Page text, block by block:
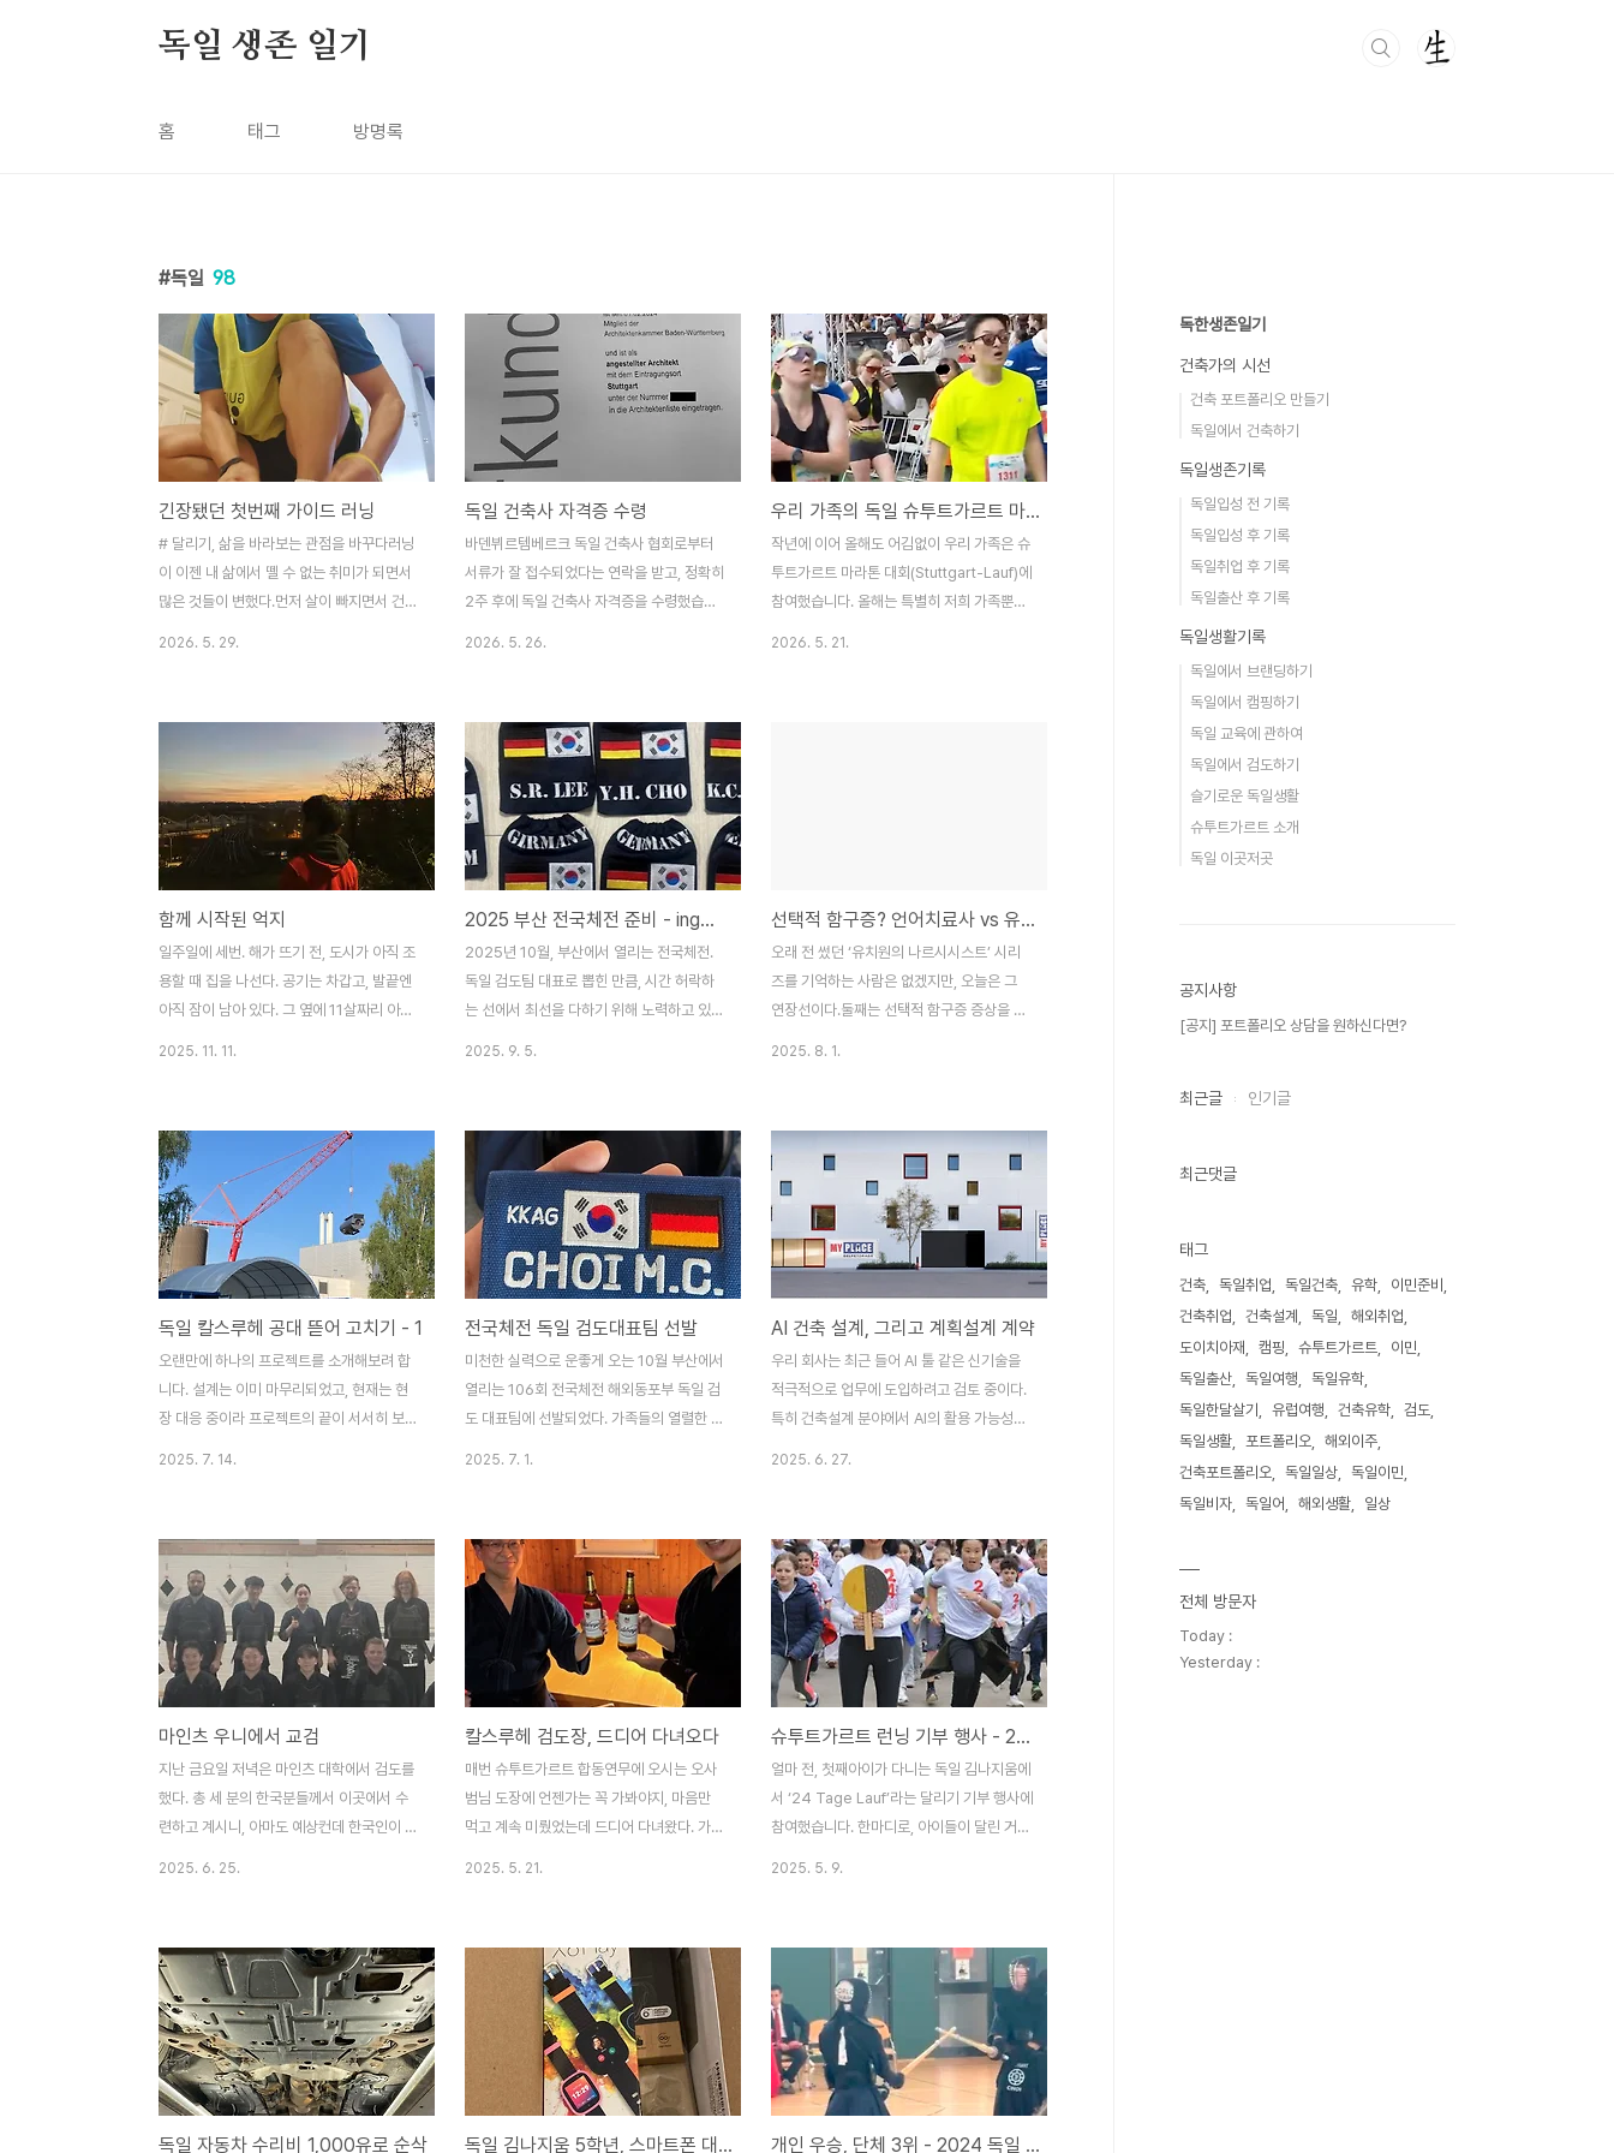
독일 생존 일기
홈 태그 방명록
독일 98
긴장됐던 첫번째 가이드 러닝
# 달리기, 삶을 바라보는 관점을 바꾸다러닝
이 이젠 내 삶에서 뗄 수 없는 취미가 되면서
많은 것들이 변했다.먼저 살이 빠지면서 건강
감과 자신감도 한층 업그레이드되었다.내가
못 가진 것에 집착하기보다 가진 것에 감사하
는 마음이 생기면서, 어릴 때부터 어머니께서
말씀하셨던 "매사에 감사해라"라는 말을 비
로소 진심으로 이해하게 되었다. 삶을 바라보
는 관점이 바뀐 것, 이 모든 게 러닝 덕분이었
다.# 당연한 것이 당연하지 않다어느 순간부
터 문득 이런 생각이 들었다. '달리고 싶어도
못 달리는 사람들이 있을 텐데, 내가 이렇게
달리는 것이 과..
2026. 5. 29.
독일 건축사 자격증 수령
바덴뷔르템베르크 독일 건축사 협회로부터
서류가 잘 접수되었다는 연락을 받고, 정확히
2주 후에 독일 건축사 자격증을 수령했습니
속하게 참 오래걸렸는데, 돈 내야하는 협회
연회비 계산서가 함께 딸려오니 참으로 빨리
처리 됩니다.차라리 다른 연방주에서 일을 했
으면, 이렇게 오래 걸리지도 않았을텐데 BW
건축사 협회는 보수적인데다가, 콧대가 너무
높았어요. 저처럼 한국 학위만 가지고 있고,
독일 건축사를 딸 계획이 있다면 BW주에서
일하시는 걸 피하는게 어쩌면 시간과 노력을
버는 일일지도 모르겠네요.그럼에도 불구하
고, 또 다른 시작은 늘 기..
2026. 5. 26.
우리 가족의 독일 슈투트가르트 마라톤 도전기
작년에 이어 올해도 어김없이 우리 가족은 슈
투트가르트 마라톤 대회(Stuttgart-Lauf)에
참여했습니다. 올해는 특별히 저희 가족뿐만
에 섰습니다. 650m가 아이에게는 결코 짧지
않은 거리일 텐데, 쉬지 않고 씩씩하게 완주
해 냈어요.중간에 한번 쿵 넘..
2026. 5. 21.
함께 시작된 억지
일주일에 세번. 해가 뜨기 전, 도시가 아직 조
용할 때 집을 나선다. 공기는 차갑고, 발끝엔
아직 잠이 남아 있다. 그 옆에 11살짜리 아들
있는 시간도 자연스레 줄었다. 그래서 생각한
게 새벽 달리기였다. 아침이 되기 전의 한 시
간, 세상도 조용하고, 누구의 방해도 받지 않
는 그 시간이라면 비로소 둘이 온전히 함께
있을 수 있을 것 같았다.처음엔 순전히 내 생
각이었다. 달리기를 통해 ‘노력하면 변한
다’는 걸 알려주고 싶었다. 그게 말로는 잘 전
달되지 않으니까, 같이 뛰면서 몸으로 느끼게
하자고. 그래서 “새벽에 한번 같이 나가볼
래?..
2025. 11. 11.
2025 부산 전국체전 준비 - ing...
2025년 10월, 부산에서 열리는 전국체전.
독일 검도팀 대표로 뽑힌 만큼, 시간 허락하
는 선에서 최선을 다하기 위해 노력하고 있
뛰어나서 대표가 됐다면 그 무게가 조금은 덜
했을까? 나는 스스로 많이 부족하다고 느끼
기에, 오히려 대표라는 타이틀이 더 무겁게
다가오는 것 같다. 그래서 지금은 좀 더 Gas
geben! 박차를 가해야 하는 시점이다.지난
주말에는 프랑크푸르트 도장의 조사범님을
찾아 특별 훈련을 받았다. 예전보다 체력이
많이 올라왔다고 느꼈지만, 여전히 갈 길은
멀다. 기본적인 머리치기부터 앞으로 어떤 방
향으로 연습해야..
2025. 9. 5.
선택적 함구증? 언어치료사 vs 유치원선생
오래 전 썼던 ‘유치원의 나르시시스트’ 시리
즈를 기억하는 사람은 없겠지만, 오늘은 그
연장선이다.둘째는 선택적 함구증 증상을 보
‘말 안 하려는 아이’로 본다는 거다. 우리는
‘말 못 하게 만드는 분위기’가 문제라고 생각
하는데, 그쪽은 ‘애가 애초에 소통할 마음이
없음’이라고 결론을 내려놨다. 아주 단정적으
로.심지어 이런 말도 했다.“저희는 다 해봤어
요. 근데 아이가 책상 밑에 들어가 있거나, 말
을 안 해요.”무슨 ‘다’를 해봤는지 모르겠지
만, 참 편한 결론이다. 친구들과도 신나게 말
만 잘하는구만.유치원의 사회성 부족인것 같
다는 ..
2025. 8. 1.
독일 칼스루헤 공대 뜯어 고치기 - 1
오랜만에 하나의 프로젝트를 소개해보려 합
니다. 설계는 이미 마무리되었고, 현재는 현
장 대응 중이라 프로젝트의 끝이 서서히 보이
이야기는 과감히 생략하도록 하겠습니다. 이
개보수 프로젝트에서 건축가의 미션은 단 하
나였죠.“겨울이 오기 전에 오래된
Kessel(보일러)을 바꿔라!”말 그대로였습니
다.프로젝트 개요이 건물은 독일 칼스루헤 공
대(KIT) Nord 캠퍼스의 난방을 책임지고 있
는 보일러 건물입니다. 내부에는 개당 무게만
10톤이 넘는 보일러(Kessel)가 세 개나 자
리잡고 있었고, 이 중 두 대가 은퇴를 앞두고
있었습니다. ..
2025. 7. 14.
전국체전 독일 검도대표팀 선발
미천한 실력으로 운좋게 오는 10월 부산에서
열리는 106회 전국체전 해외동포부 독일 검
도 대표팀에 선발되었다. 가족들의 열렬한 지
2025. 7. 1.
AI 건축 설계, 그리고 계획설계 계약
우리 회사는 최근 들어 AI 툴 같은 신기술을
적극적으로 업무에 도입하려고 검토 중이다.
특히 건축설계 분야에서 AI의 활용 가능성은
를 자동으로 검토해주고, 최적화된 3차원 체
적, 면적, 비용 산출까지 가능한 AI 프로그램
이 실제로 사용되고 있는걸로 알고있다. 건축
주 입장에서 이는 프로젝트 초기 단계에서 시
간과 인력, 그리고 금액을 크게 절약할 수 있
는 기술이다. 한편으로는 건축사가 하는 업무
의 일부를 AI에게 내어준 것기도 할 것이다.
독일은 아직 그런 수준까지는 아니다. 적어도
내가 경험한 실무수준에서 AI는 수백 개의 이
미지를 ..
2025. 6. 27.
마인츠 우니에서 교검
지난 금요일 저녁은 마인츠 대학에서 검도를
했다. 총 세 분의 한국분들께서 이곳에서 수
련하고 계시니, 아마도 예상컨데 한국인이 가
운동이라면 더 그렇다. 지금까지 슈투트가르
트에서 어떻게 훈련을 해왔는지, 어떤 점을
고쳐야 하는지 등을 검사받는 기분이라 재밌
기도 하지만, 더 긴장이 되기도 한다.운동 후
과제로 받은 것은 거리가 되면 안맞으려고 하
기 보다는 맞더라도 과감히 뛰어들어가는 연
습을 해야 한다는 것, 내 거리를 찾기 위해서
2025. 6. 25.
칼스루헤 검도장, 드디어 다녀오다
매번 슈투트가르트 합동연무에 오시는 오사
범님 도장에 언젠가는 꼭 가봐야지, 마음만
먹고 계속 미뤘었는데 드디어 다녀왔다. 가야
사실 시간적으로는 부담인데 칼스루헤는 슈
투트가르트에서 차 타고 한 시간 정도면 가니
까 그렇게 큰 무리는 아닌 것 같다. 물론 짬 내
는 게 여전히 쉽진 않지만, 그래도 교검하면
서 새로운 사람들 만나고, 몸으로 부딪히는
그 느낌이 나한텐 참 좋게 느껴진다.도장 분
위기도 참 좋았다. 낯선 곳에 처음 가면 어색
2025. 5. 21.
슈투트가르트 런닝 기부 행사 - 24 Tage Lauf
얼마 전, 첫째아이가 다니는 독일 김나지움에
서 ‘24 Tage Lauf’라는 달리기 기부 행사에
참여했습니다. 한마디로, 아이들이 달린 거리
기도 했습니다.아이가 얼마나 달릴 수 있을
까? 과연 끝까지 해낼 수 있을까?부활절 방학
의 특별한 달리기 훈련사실 부활절 방학 2주
동안, 첫째와 저는 거의 매일 함께 달렸습니
다. 동네 숲길이나 학교 운동장 근처를 천천
히 뛰며 숨 고르기도 하고, "힘들어도 끝까지
한 바퀴는 돌자"며 서로 응원하며 땀을 흘렸
2025. 5. 9.
독일 자동차 수리비 1,000유로 순삭 독일 김나지움 5학년, 스마트폰 대신 스마트워치를 선택한 이유 개인 우승, 단체 3위 - 2024 독일 Lich 검도 대회 후기
독한생존일기
건축가의 시선
건축 포트폴리오 만들기
독일에서 건축하기
독일생존기록
독일입성 전 기록
독일입성 후 기록
독일취업 후 기록
독일출산 후 기록
독일생활기록
독일에서 브랜딩하기
독일에서 캠핑하기
독일 교육에 관하여
독일에서 검도하기
슬기로운 독일생활
슈투트가르트 소개
독일 이곳저곳
공지사항
[공지] 포트폴리오 상담을 원하신다면?
최근글 인기글
최근댓글
태그
건축 독일취업 독일건축 유학
이민준비
건축취업
건축설계 독일
해외취업
도이치아재
캠핑 슈투트가르트
이민
독일출산
독일여행
독일유학
독일한달살기
유럽여행 건축유학
검도
독일생활
포트폴리오
해외이주
건축포트폴리오
독일일상
독일이민
독일비자
독일어 해외생활 일상
전체 방문자
Today :
Yesterday :